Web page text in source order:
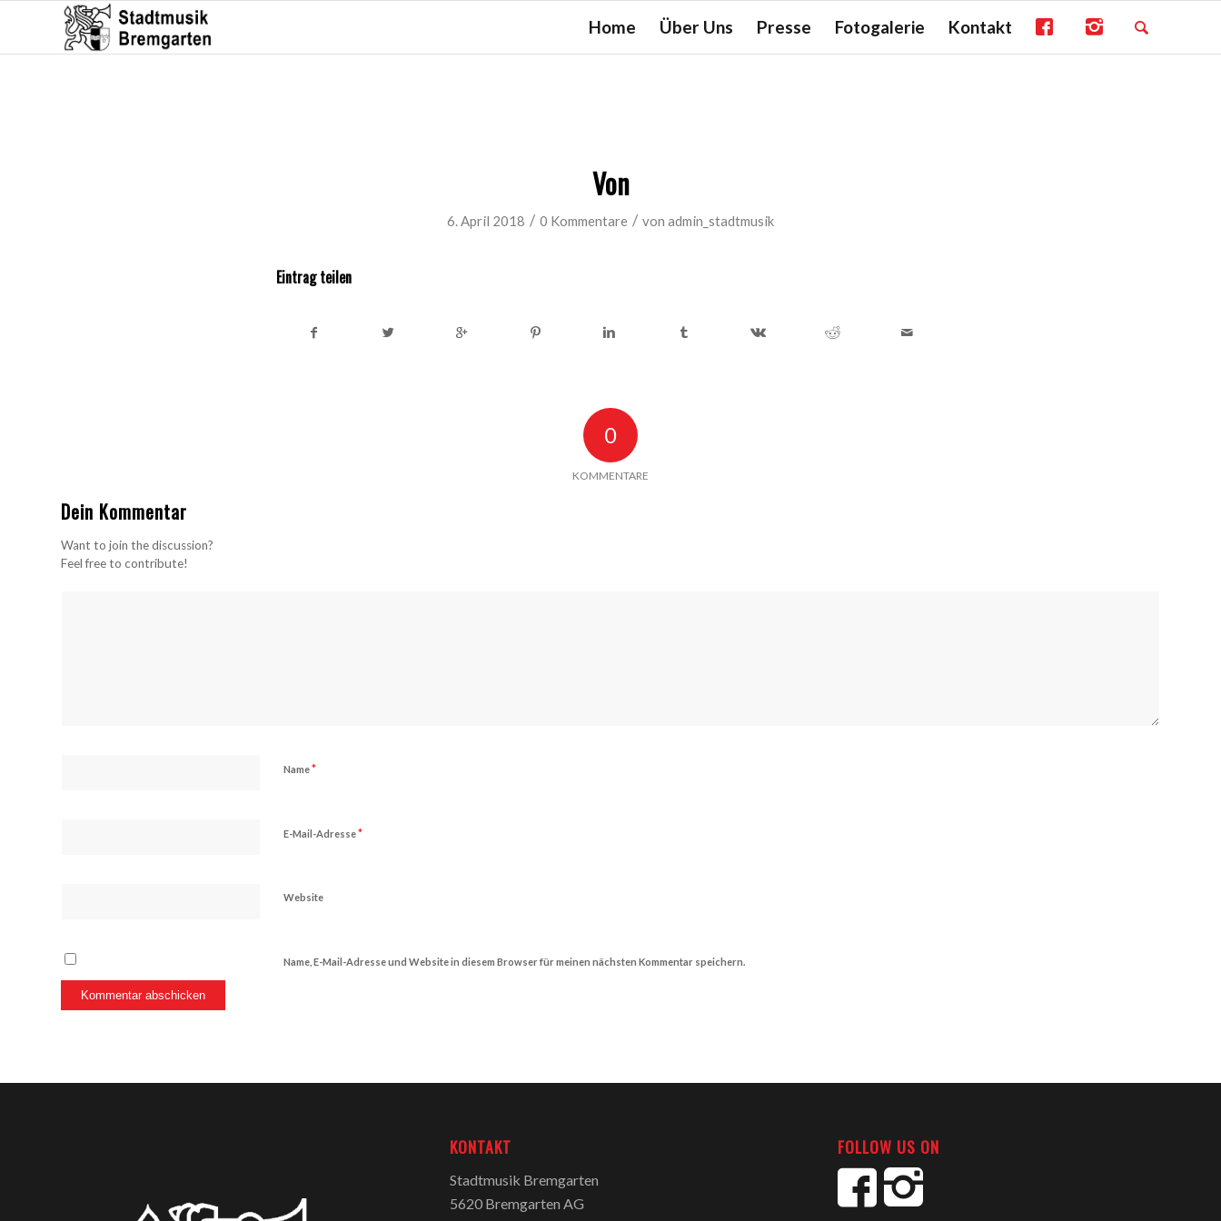
Home Über Uns Presse Fotogalerie Kontakt
Von
6. April 2018 / 0 Kommentare / von admin_stadtmusik
Eintrag teilen
0
KOMMENTARE
Dein Kommentar
Want to join the discussion?
Feel free to contribute!
Name*
E-Mail-Adresse*
Website
Name, E-Mail-Adresse und Website in diesem Browser für meinen nächsten Kommentar speichern.
KONTAKT
Stadtmusik Bremgarten
5620 Bremgarten AG
FOLLOW US ON